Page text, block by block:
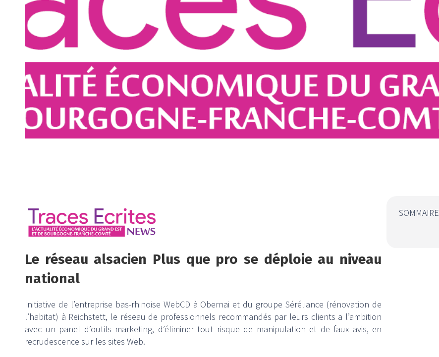
Le réseau alsacien Plus que pro se déploie au niveau
national
Initiative de l’entreprise bas-rhinoise WebCD à Obernai et du groupe Séréliance (rénovation de
l’habitat) à Reichstett, le réseau de professionnels recommandés par leurs clients a l’ambition
avec un panel d’outils marketing, d’éliminer tout risque de manipulation et de faux avis, en
recrudescence sur les sites Web.
SOMMAIRE